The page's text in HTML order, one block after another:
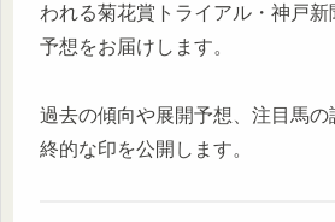
われる菊花賞トライアル・神戸
予想をお届けします。
過去の傾向や展開予想、注目馬の
終的な印を公開します。